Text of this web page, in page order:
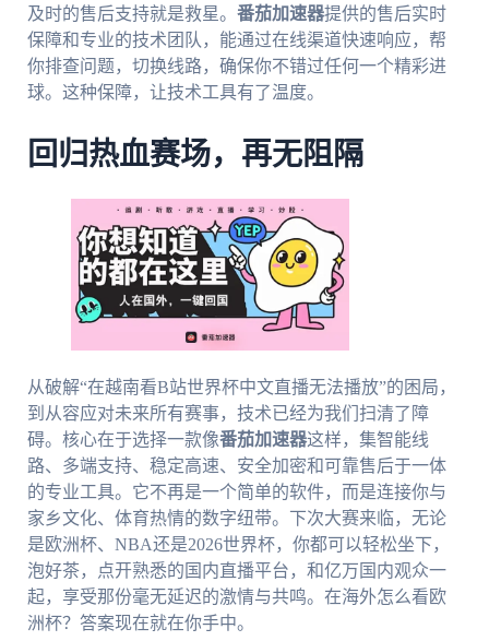
及时的售后支持就是救星。 番茄加速器提供的售后实时
保障和专业的技术团队，能通过在线渠道快速响应，帮
你排查问题，切换线路，确保你不错过任何一个精彩进
球。这种保障，让技术工具有了温度。
回归热血赛场，再无阻隔
从破解“在越南看B站世界杯中文直播无法播放”的困局，
到从容应对未来所有赛事，技术已经为我们扫清了障
碍。核心在于选择一款像番茄加速器这样，集智能线
路、多端支持、稳定高速、安全加密和可靠售后于一体
的专业工具。它不再是一个简单的软件，而是连接你与
家乡文化、体育热情的数字纽带。下次大赛来临，无论
是欧洲杯、NBA还是2026世界杯，你都可以轻松坐下，
泡好茶，点开熟悉的国内直播平台，和亿万国内观众一
起，享受那份毫无延迟的激情与共鸣。在海外怎么看欧
洲杯？答案现在就在你手中。